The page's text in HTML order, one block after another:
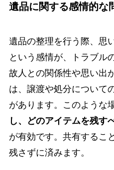
遺品に関する感情的な
遺品の整理を行う際、思
という感情が、トラブル
故人との関係性や思い出
は、譲渡や処分について
があります。このような
し、どのアイテムを残す
が有効です。共有するこ
残さずに済みます。